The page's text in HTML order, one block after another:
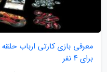
معرفی بازی کارتی ارباب
برای 4 نفر